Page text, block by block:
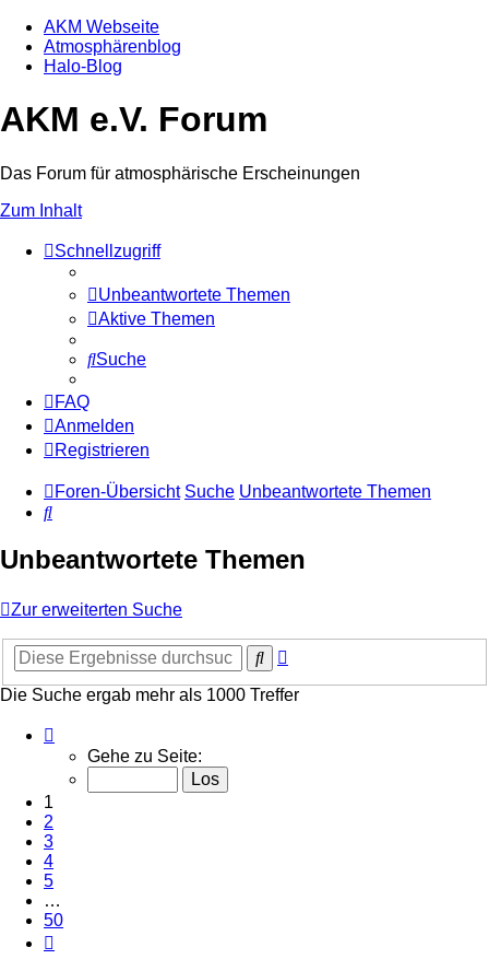
AKM Webseite
Atmosphärenblog
Halo-Blog
AKM e.V. Forum
Das Forum für atmosphärische Erscheinungen
Zum Inhalt
Schnellzugriff
Unbeantwortete Themen
Aktive Themen
Suche
FAQ
Anmelden
Registrieren
Foren-Übersicht Suche Unbeantwortete Themen
Suche
Unbeantwortete Themen
Zur erweiterten Suche
Suche
Die Suche ergab mehr als 1000 Treffer
50
Gehe zu Seite:
1
2
3
4
5
…
50